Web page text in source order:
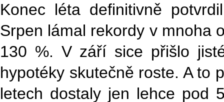
Konec léta definitivně
Srpen lámal rekordy v mnoha
130 %. V září sice přišlo
hypotéky skutečně roste. A to
letech dostaly jen lehce pod